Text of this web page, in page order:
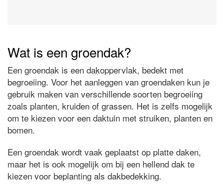
Wat is een groendak?
Een groendak is een dakoppervlak, bedekt met
begroeiing. Voor het aanleggen van groendaken kun je
gebruik maken van verschillende soorten begroeiing
zoals planten, kruiden of grassen. Het is zelfs mogelijk
om te kiezen voor een daktuin met struiken, planten en
bomen.
Een groendak wordt vaak geplaatst op platte daken,
maar het is ook mogelijk om bij een hellend dak te
kiezen voor beplanting als dakbedekking.